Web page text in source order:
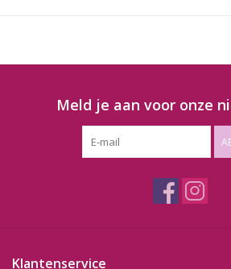
Meld je aan voor onze
Klantenservice